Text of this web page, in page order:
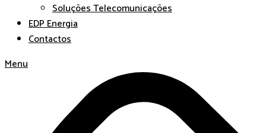
Soluções Telecomunicações
EDP Energia
Contactos
Menu